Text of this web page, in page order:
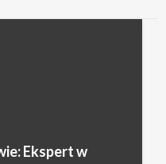
Ekspert w